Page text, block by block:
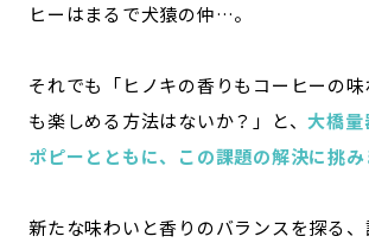
ヒーはまるで犬猿の仲…。
それでも「ヒノキの香りもコーヒーの
も楽しめる方法はないか？」と、大橋量
ポピーとともに、この課題の解決に挑み
新たな味わいと香りのバランスを探る